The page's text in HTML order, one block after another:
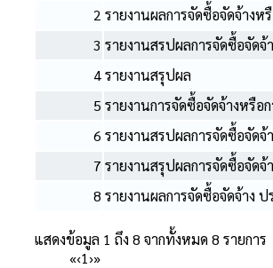
2 รายงานผลการจัดซื้อจัดจ้าง
3 รายงานสรปผลการจัดซื้อจัดจ้
4รายงานสรุปผล
5 รายงานการจัดซื้อจัดจ้างหรื
6 รายงานสรปผลการจัดซื้อจัดจ้
7 รายงานสรุปผลการจัดซื้อจัด
8 รายงานผลการจัดซื้อจัดจ้าง
แสดงข้อมูล 1 ถึง 8 จากทั้งหมด 8 รายการ
«‹1›»